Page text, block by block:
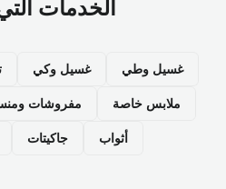
الخدمات
غسيل وطي غسيل وكي
ملابس خاصة مفروشات
أثواب جاكيتات